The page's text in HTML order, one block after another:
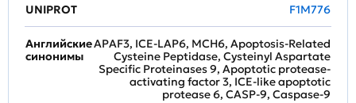
UNIPROT F1M776
Английские
синонимы
APAF3, ICE-LAP6, MCH6, Apoptosis-Related
Cysteine Peptidase, Cysteinyl Aspartate
Specific Proteinases 9, Apoptotic protease-
activating factor 3, ICE-like apoptotic
protease 6, CASP-9, Caspase-9